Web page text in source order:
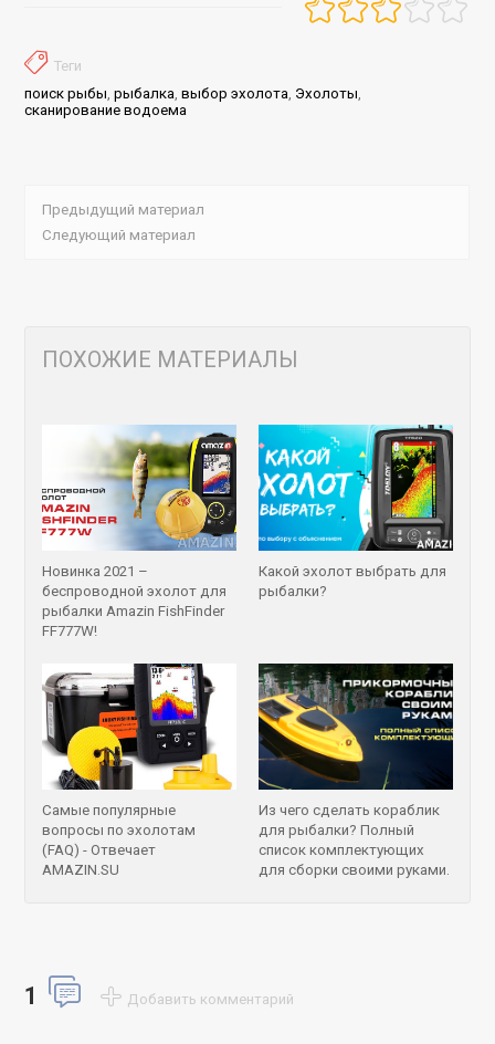
Теги
поиск рыбы,рыбалка,выбор эхолота, Эхолоты,
сканирование водоема
Предыдущий материал
Следующий материал
ПОХОЖИЕ МАТЕРИАЛЫ
Новинка 2021 –
беспроводной эхолот для
рыбалки Amazin FishFinder
FF777W!
Новинка 2021 –
Какой эхолот выбрать для
рыбалки?
Самые популярные
вопросы по эхолотам
(FAQ) - Отвечает
AMAZIN.SU
Самые популярные
Из чего сделать кораблик
для рыбалки? Полный
список комплектующих
для сборки своими руками.
1 Добавить комментарий